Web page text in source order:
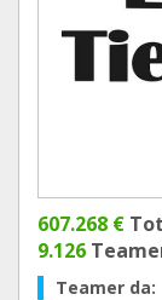
607.268 €
9.126
Teamer da: